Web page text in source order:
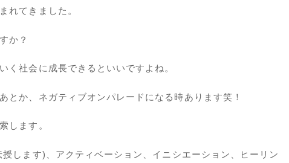
れてきました。
か？
く社会に成長できるといいですよね。
とか、ネガティブオンパレードになる時あります笑！
します。
します)、アクティベーション、イニシエーション、ヒーリン